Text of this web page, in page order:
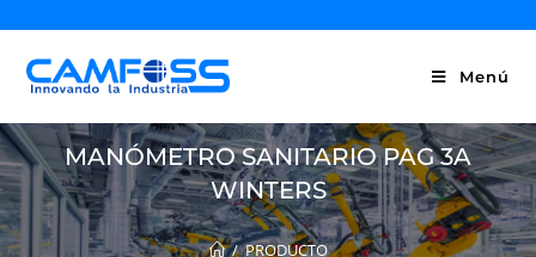
Menú
MANÓMETRO SANITARIO PAG 3A
WINTERS
/ PRODUCTO